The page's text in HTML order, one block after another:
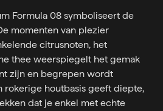
Formula 08 symboliseert de
momenten van plezier
citrusnoten, het
thee weerspiegelt het gemak
zijn en begrepen wordt
rokerige houtbasis geeft diepte,
dat je enkel met echte